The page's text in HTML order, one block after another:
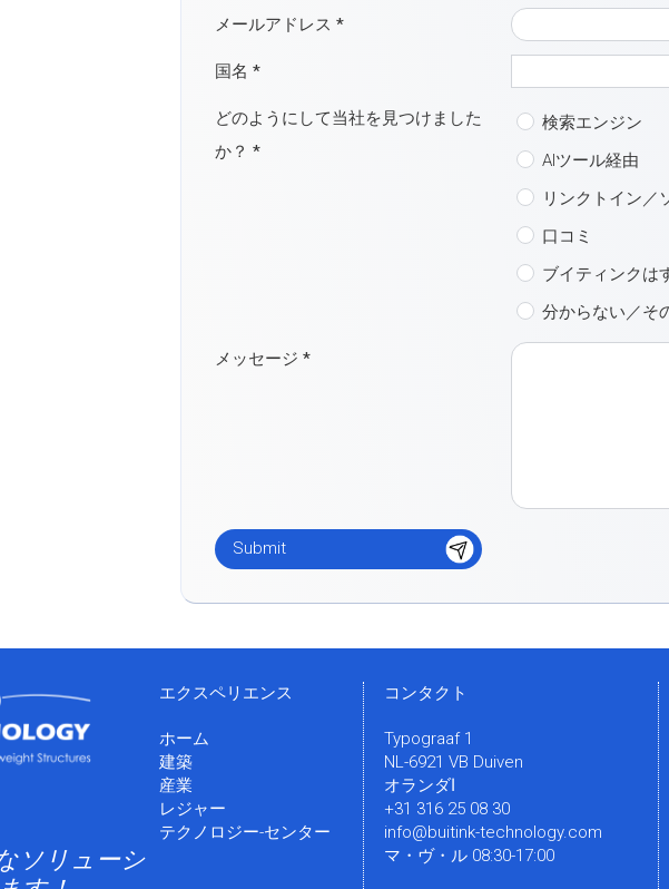
メールアドレス *
国名 *
どのようにして当社を見つけました
か？ *
検索エンジン
AIツール経由
リンクトイン／
口コミ
ブイティンクは
分からない／そ
メッセージ *
ソリューシ
エクスペリエンス
ホーム
建築
産業
レジャー
テクノロジー-センター
コンタクト
Typograaf 1
NL-6921 VB Duiven
オランダا
+31 316 25 08 30
info@buitink-technology.com
マ・ヴ・ル 08:30-17:00